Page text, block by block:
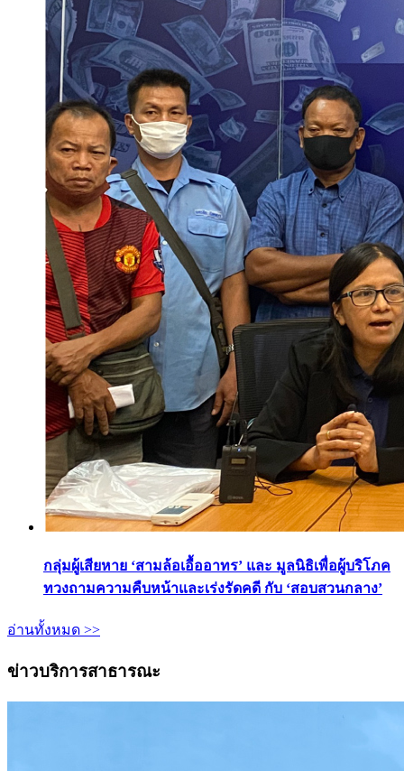
กลุ่มผู้เสียหาย ‘สามล้อเอื้ออาทร’ และ มูลนิธิเพื่อผู้บริโภค
ทวงถามความคืบหน้าและเร่งรัดคดี กับ ‘สอบสวนกลาง’
อ่านทั้งหมด >>
ข่าวบริการสาธารณะ